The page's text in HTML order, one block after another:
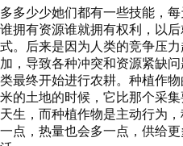
多多少少她们都有一些技能，
谁拥有资源谁就拥有权利，以
式。后来是因为人类的竞争压
加，导致各种冲突和资源紧缺
类最终开始进行农耕。种植作
米的土地的时候，它比那个采
天生，而种植作物是主动行为
一点，热量也会多一点，供给